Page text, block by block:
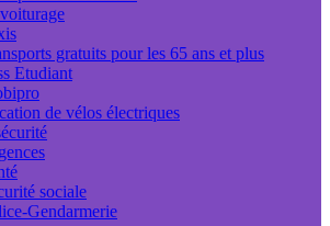
gratuits pour les 65 ans et plus
Etudiant
de vélos électriques
sociale
Gendarmerie